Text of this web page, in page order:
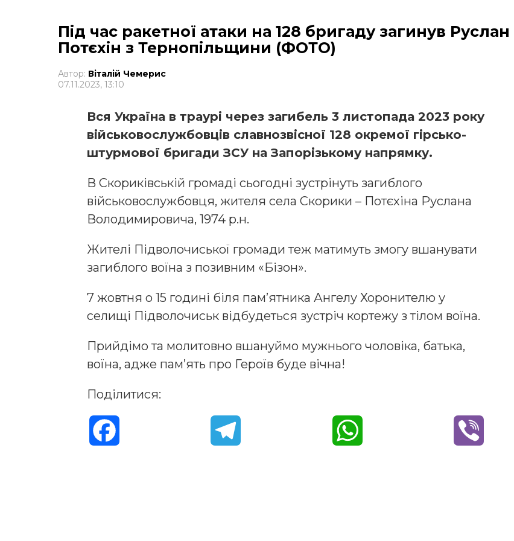
Під час ракетної атаки на 128 бригаду загинув Руслан
Потєхін з Тернопільщини (ФОТО)
Автор: Віталій Чемерис
07.11.2023, 13:10
Вся Україна в траурі через загибель 3 листопада 2023 року
військовослужбовців славнозвісної 128 окремої гірсько-
штурмової бригади ЗСУ на Запорізькому напрямку.
В Скориківській громаді сьогодні зустрінуть загиблого
військовослужбовця, жителя села Скорики – Потєхіна Руслана
Володимировича, 1974 р.н.
Жителі Підволочиської громади теж матимуть змогу вшанувати
загиблого воїна з позивним «Бізон».
7 жовтня о 15 годині біля памʼятника Ангелу Хоронителю у
селищі Підволочиськ відбудеться зустріч кортежу з тілом воїна.
Прийдімо та молитовно вшануймо мужнього чоловіка, батька,
воїна, адже памʼять про Героїв буде вічна!
Поділитися: